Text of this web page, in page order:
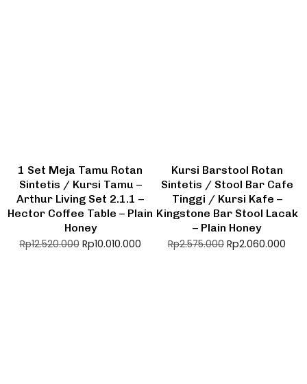
1 Set Meja Tamu Rotan
Sintetis / Kursi Tamu –
Arthur Living Set 2.1.1 –
Hector Coffee Table – Plain
Honey
Rp12.520.000 Rp10.010.000
Kursi Barstool Rotan
Sintetis / Stool Bar Cafe
Tinggi / Kursi Kafe –
Kingstone Bar Stool Lacak
– Plain Honey
Rp2.575.000 Rp2.060.000